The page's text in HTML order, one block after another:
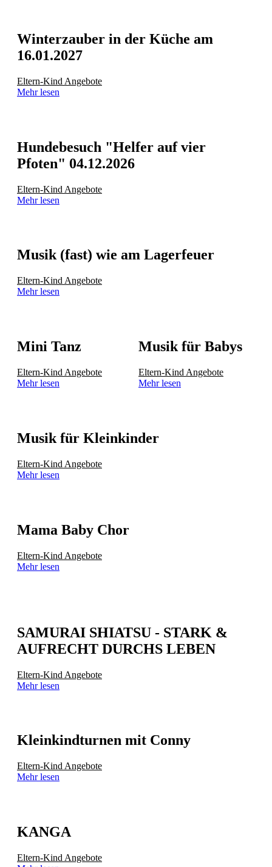
Winterzauber in der Küche am
16.01.2027
Eltern-Kind Angebote
Mehr lesen
Hundebesuch "Helfer auf vier
Pfoten" 04.12.2026
Eltern-Kind Angebote
Mehr lesen
Musik (fast) wie am Lagerfeuer
Eltern-Kind Angebote
Mehr lesen
Mini Tanz
Eltern-Kind Angebote
Mehr lesen
Musik für Babys
Eltern-Kind Angebote
Mehr lesen
Musik für Kleinkinder
Eltern-Kind Angebote
Mehr lesen
Mama Baby Chor
Eltern-Kind Angebote
Mehr lesen
SAMURAI SHIATSU - STARK &
AUFRECHT DURCHS LEBEN
Eltern-Kind Angebote
Mehr lesen
Kleinkindturnen mit Conny
Eltern-Kind Angebote
Mehr lesen
KANGA
Eltern-Kind Angebote